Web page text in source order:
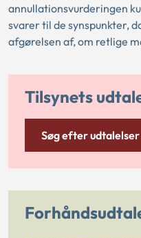
annullationsvurderingen
svarer til de synspunkter,
afgørelsen af, om retlige
Tilsynets
Søg efter udtalelser